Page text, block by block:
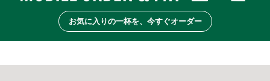
お気に入りの一杯を、今すぐオーダー